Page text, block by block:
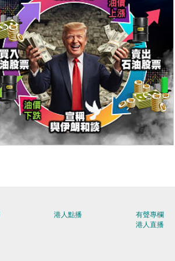
港人點播
有聲專欄
港人直播